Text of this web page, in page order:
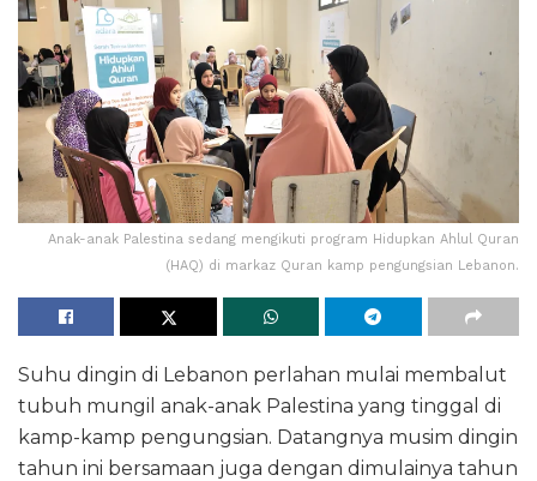
Anak-anak Palestina sedang mengikuti program Hidupkan Ahlul Quran
(HAQ) di markaz Quran kamp pengungsian Lebanon.
Suhu dingin di Lebanon perlahan mulai membalut
tubuh mungil anak-anak Palestina yang tinggal di
kamp-kamp pengungsian. Datangnya musim dingin
tahun ini bersamaan juga dengan dimulainya tahun